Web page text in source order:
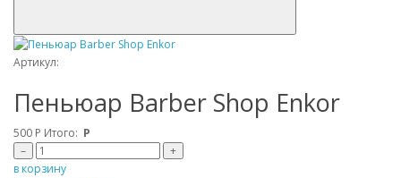
Артикул:
Пеньюар Barber Shop Enkor
500 Р Итого: Р
–
+
в корзину